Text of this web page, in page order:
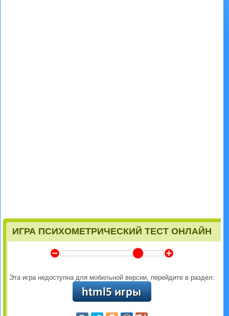
ИГРА ПСИХОМЕТРИЧЕСКИЙ ТЕСТ ОНЛАЙН
Y Z
Эта игра недоступна для мобильной версии, перейдите в раздел: